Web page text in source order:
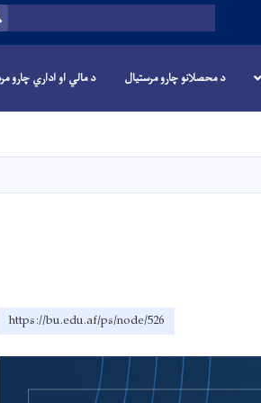
د محصلانو چارو مرستیال د مالي او اداري چارو
https://bu.edu.af/ps/node/526